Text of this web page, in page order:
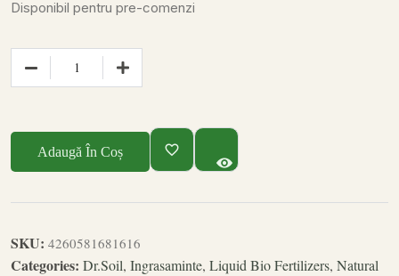
Disponibil pentru pre-comenzi
Adaugă În Coș
SKU: 4260581681616
Categories: Dr.Soil, Ingrasaminte, Liquid Bio Fertilizers, Natural